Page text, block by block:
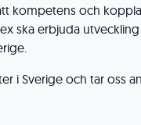
kompetens och
ska erbjuda
i Sverige och tar oss